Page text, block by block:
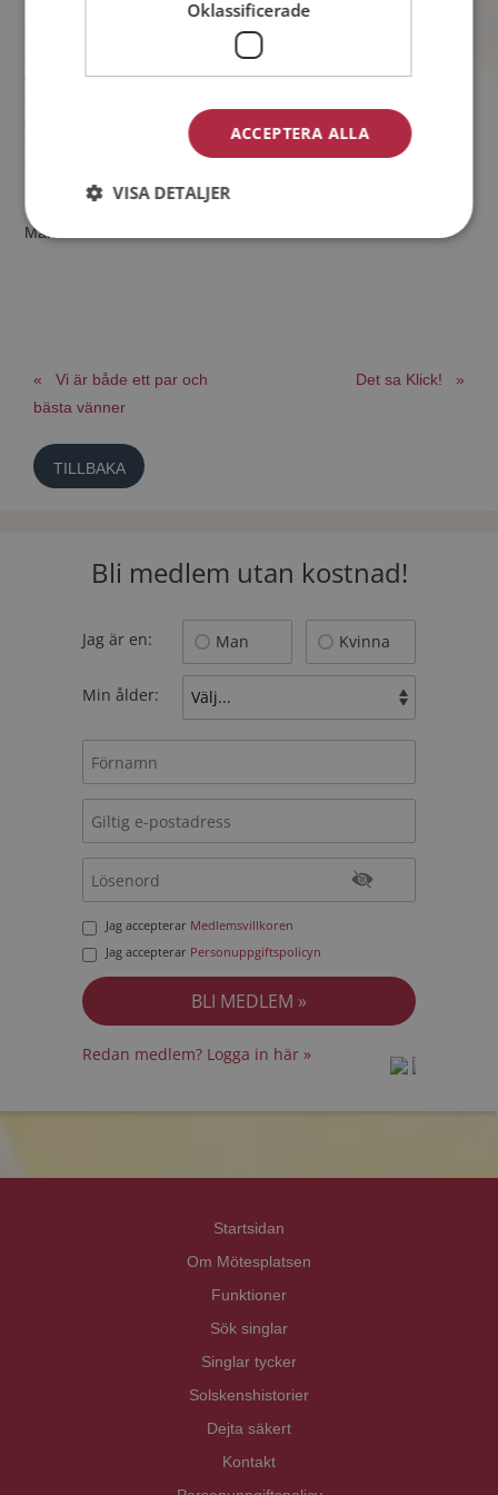
Om vi nu spelar fram bandet till nutid så ska Matilda och Martin
snart flytta till en annan lägenhet som mer blir deras
gemensamma än den gamla, där Matilda flyttade in i Martins
drömmen är att köpa ett hus inom en inte alltför avlägsen
framtid. Efter det finns naturligtvis planerna på förlovning,
Martin & Matilda
« Vi är både ett par och
bästa vänner
Det sa Klick! »
TILLBAKA
Bli medlem utan kostnad!
Jag är en: Man Kvinna
Min ålder:
Jag accepterar Medlemsvillkoren
Jag accepterar Personuppgiftspolicyn
Redan medlem? Logga in här »
Startsidan
Om Mötesplatsen
Funktioner
Sök singlar
Singlar tycker
Solskenshistorier
Dejta säkert
Kontakt
Oklassificerade
ACCEPTERA ALLA
VISA DETALJER